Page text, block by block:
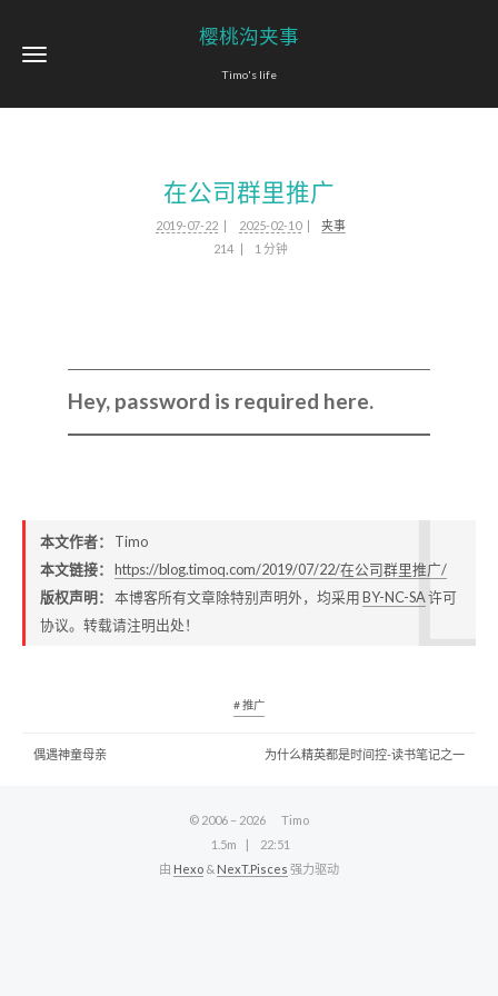
樱桃沟夹事
Timo's life
在公司群里推广
2019-07-22 2025-02-10
夹事
214
1 分钟
Hey, password is required here.
本文作者： Timo
本文链接：
https://blog.timoq.com/2019/07/22/在公司群里推广/
版权声明： 本博客所有文章除特别声明外，均采用BY-NC-SA许可
协议。转载请注明出处！
# 推广
偶遇神童母亲 为什么精英都是时间控-读书笔记之一
© 2006 – 2026
Timo
1.5m
22:51
由 Hexo & NexT.Pisces 强力驱动